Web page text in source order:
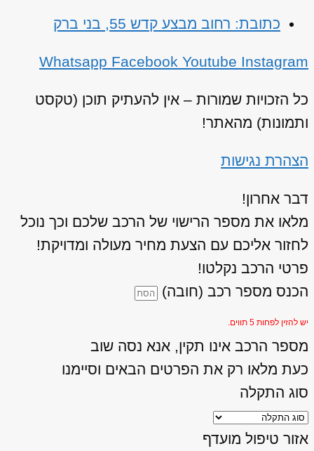
כתובת: רחוב מבצע קדש 55, בני ברק
Whatsapp Facebook Youtube Instagram
כל הזכויות שמורות – אין להעתיק תוכן (טקסט
ותמונות) מהאתר!
הצהרת נגישות
דבר אחרון!
מלאו את מספר הרישוי של הרכב שלכם וכך נוכל
לחזור אליכם עם הצעת מחיר מעולה ומדויקת!
פרטי הרכב נקלטו!
הכנס מספר רכב (חובה)
יש להזין לפחות 5 תווים.
מספר הרכב אינו תקין, אנא נסה שוב
כעת מלאו רק את הפרטים הבאים וסיימנו
סוג התקלה
אזור טיפול מועדף